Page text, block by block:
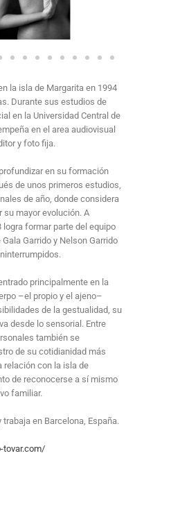
la isla de Margarita en 1994
Durante sus estudios de
en la Universidad Central de
en el area audiovisual
y foto fija.
en su formación
de unos primeros estudios,
de año, donde considera
su mayor evolución. A
logra formar parte del equipo
Garrido y Nelson Garrido
principalmente en la
–el propio y el ajeno–
de la gestualidad, su
desde lo sensorial. Entre
también se
de su cotidianidad más
relación con la isla de
de reconocerse a sí mismo
familiar.
en Barcelona, España.
tovar.com/